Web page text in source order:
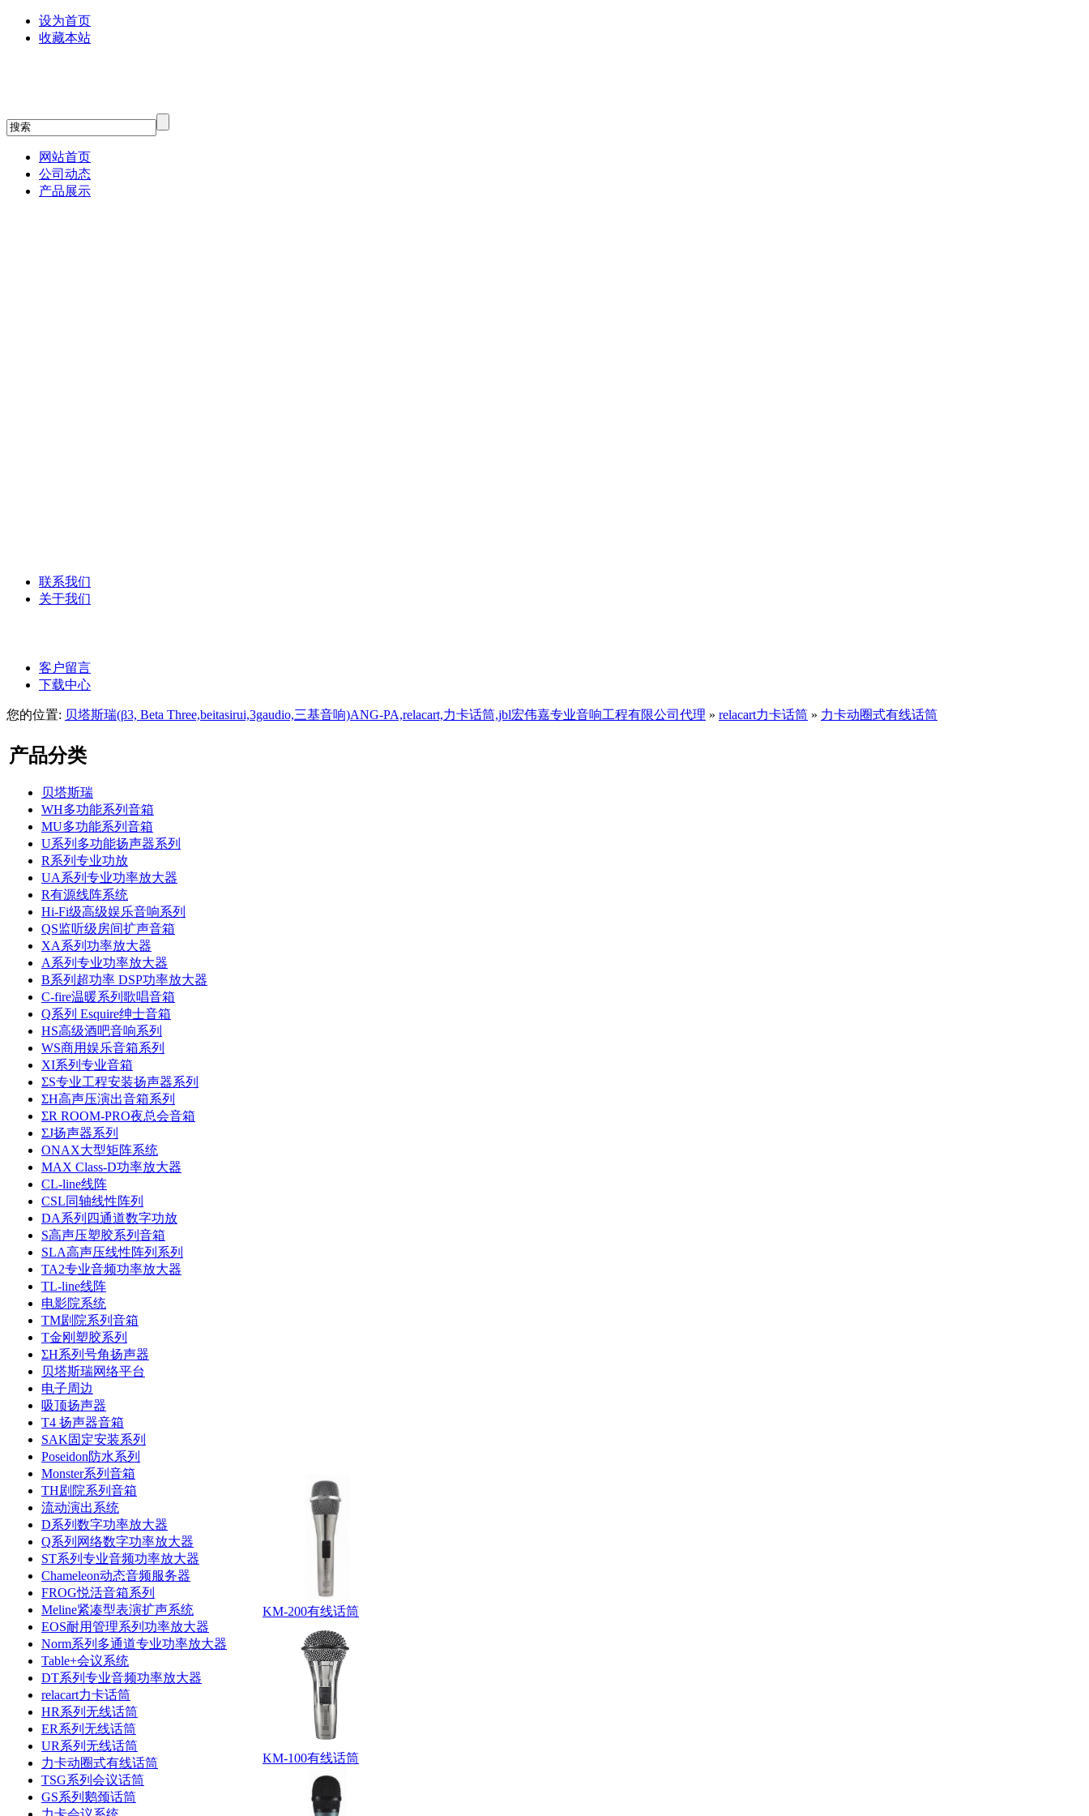
设为首页
收藏本站
网站首页
公司动态
产品展示
联系我们
关于我们
客户留言
下载中心
您的位置: 贝塔斯瑞(β3, Beta Three,beitasirui,3gaudio,三基音响)ANG-PA,relacart,力卡话筒,jbl宏伟嘉专业音响工程有限公司代理 » relacart力卡话筒 » 力卡动圈式有线话筒
产品分类
贝塔斯瑞
WH多功能系列音箱
MU多功能系列音箱
U系列多功能扬声器系列
R系列专业功放
UA系列专业功率放大器
R有源线阵系统
Hi-Fi级高级娱乐音响系列
QS监听级房间扩声音箱
XA系列功率放大器
A系列专业功率放大器
B系列超功率 DSP功率放大器
C-fire温暖系列歌唱音箱
Q系列 Esquire绅士音箱
HS高级酒吧音响系列
WS商用娱乐音箱系列
XI系列专业音箱
ΣS专业工程安装扬声器系列
ΣH高声压演出音箱系列
ΣR ROOM-PRO夜总会音箱
ΣJ扬声器系列
ONAX大型矩阵系统
MAX Class-D功率放大器
CL-line线阵
CSL同轴线性阵列
DA系列四通道数字功放
S高声压塑胶系列音箱
SLA高声压线性阵列系列
TA2专业音频功率放大器
TL-line线阵
电影院系统
TM剧院系列音箱
T金刚塑胶系列
ΣH系列号角扬声器
贝塔斯瑞网络平台
电子周边
吸顶扬声器
T4 扬声器音箱
SAK固定安装系列
Poseidon防水系列
Monster系列音箱
TH剧院系列音箱
流动演出系统
D系列数字功率放大器
Q系列网络数字功率放大器
ST系列专业音频功率放大器
Chameleon动态音频服务器
FROG悦活音箱系列
Meline紧凑型表演扩声系统
EOS耐用管理系列功率放大器
Norm系列多通道专业功率放大器
Table+会议系统
DT系列专业音频功率放大器
relacart力卡话筒
HR系列无线话筒
ER系列无线话筒
UR系列无线话筒
力卡动圈式有线话筒
TSG系列会议话筒
GS系列鹅颈话筒
KM-200有线话筒
KM-100有线话筒